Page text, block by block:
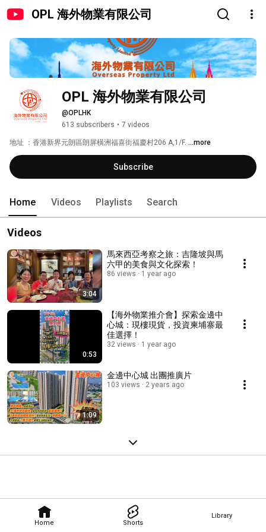
OPL 海外物業有限公司
Home Shorts
Library
OPL 海外物業有限公司
@OPLHK
613 subscribers • 7 videos
地址 ：香港新界元朗區朗屏橫洲福喜街福慶村206 A,1/F. ...more
Subscribe
Home Videos Playlists Search
Videos
3:04
馬來西亞考察之旅：吉隆坡與馬
六甲的美食與文化探索！
86 views 1 year ago
0:53
【海外物業推介會】探索金邊中
心城：現樓現貨，投資柬埔寨最
佳選擇！
32 views 1 year ago
1:09
金邊中心城 出團推廣片
103 views 2 years ago